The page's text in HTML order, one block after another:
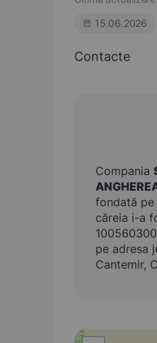
15.06.2026
Contacte
Compania
fondată pe
căreia i-a
pe adresa
Cantemir,